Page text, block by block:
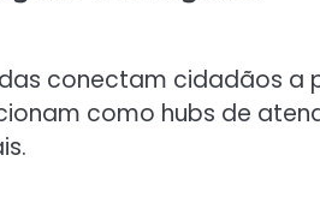
conectam cidadãos a
como hubs de